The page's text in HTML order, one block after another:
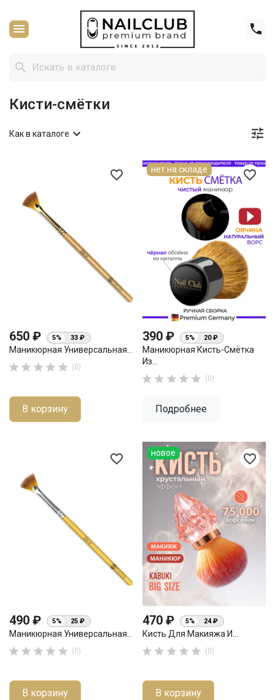
 

Кисти-смётки

Как в каталоге 
favorite_border
650 ₽ 5% 33 ₽
Маникюрная Универсальная...
     (0)
В корзину
favorite_border
390 ₽ 5% 20 ₽
Маникюрная Кисть-Смётка
Из...
     (0)
Подробнее
нет на складе
favorite_border
490 ₽ 5% 25 ₽
Маникюрная Универсальная...
     (0)
В корзину
favorite_border
470 ₽ 5% 24 ₽
Кисть Для Макияжа И...
     (0)
В корзину
новое